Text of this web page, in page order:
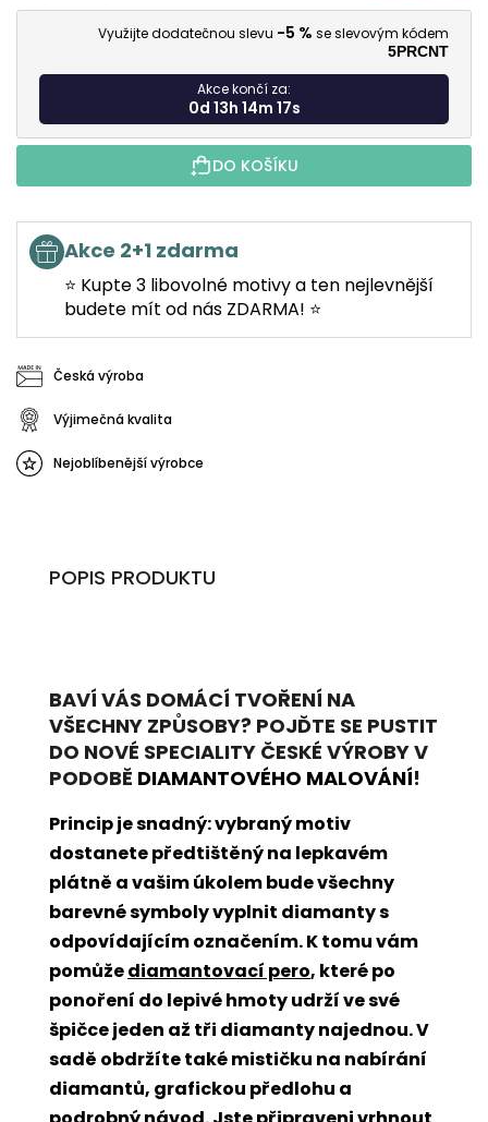
Využijte dodatečnou slevu -5 % se slevovým kódem
5PRCNT
Akce končí za:
0d 13h 14m 16s
DO KOŠÍKU
Akce 2+1 zdarma
⭐ Kupte 3 libovolné motivy a ten nejlevnější
budete mít od nás ZDARMA! ⭐
Česká výroba
Výjimečná kvalita
Nejoblíbenější výrobce
POPIS PRODUKTU
BAVÍ VÁS DOMÁCÍ TVOŘENÍ NA
VŠECHNY ZPŮSOBY? POJĎTE SE PUSTIT
DO NOVÉ SPECIALITY ČESKÉ VÝROBY V
PODOBĚ DIAMANTOVÉHO MALOVÁNÍ!
Princip je snadný: vybraný motiv
dostanete předtištěný na lepkavém
plátně a vašim úkolem bude všechny
barevné symboly vyplnit diamanty s
odpovídajícím označením. K tomu vám
pomůžediamantovací pero, které po
ponoření do lepivé hmoty udrží ve své
špičce jeden až tři diamanty najednou. V
sadě obdržíte také mističku na nabírání
diamantů, grafickou předlohu a